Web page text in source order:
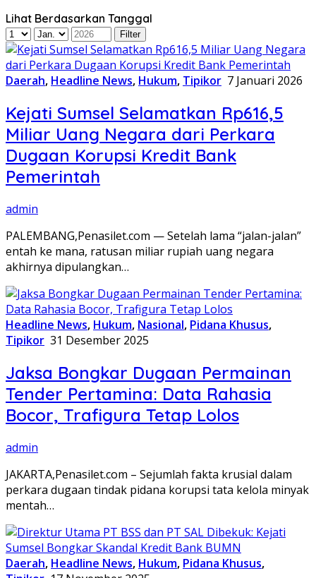
Lihat Berdasarkan Tanggal
Daerah, Headline News, Hukum, Tipikor 7 Januari 2026
Kejati Sumsel Selamatkan Rp616,5
Miliar Uang Negara dari Perkara
Dugaan Korupsi Kredit Bank
Pemerintah
admin
PALEMBANG,Penasilet.com — Setelah lama “jalan-jalan”
entah ke mana, ratusan miliar rupiah uang negara
akhirnya dipulangkan…
Headline News, Hukum, Nasional, Pidana Khusus,
Tipikor 31 Desember 2025
Jaksa Bongkar Dugaan Permainan
Tender Pertamina: Data Rahasia
Bocor, Trafigura Tetap Lolos
admin
JAKARTA,Penasilet.com – Sejumlah fakta krusial dalam
perkara dugaan tindak pidana korupsi tata kelola minyak
mentah…
Daerah, Headline News, Hukum, Pidana Khusus,